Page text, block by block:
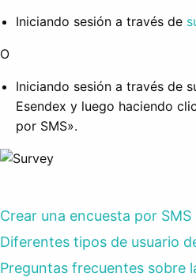
Iniciando sesión a través de
O
Iniciando sesión a través de
Esendex y luego haciendo
por SMS».
Crear una encuesta por SMS
Diferentes tipos de usuario
Preguntas frecuentes sobre